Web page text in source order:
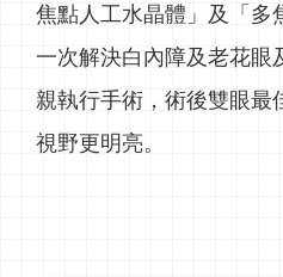
焦點人工水晶體」及「多
一次解決白內障及老花眼
親執行手術，術後雙眼最
視野更明亮。